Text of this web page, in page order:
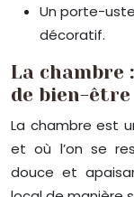
Un porte-
décoratif.
La chambre
de bien-être
La chambre est
et où l’on se
douce et